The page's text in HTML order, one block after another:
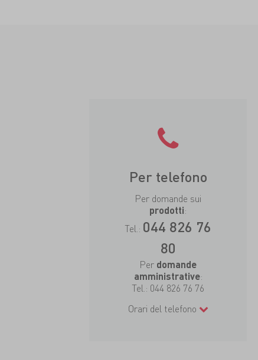
Per telefono
Per domande sui
prodotti:
Tel.: 044 826 76
80
Per domande
amministrative:
Tel.: 044 826 76 76
Orari del telefono